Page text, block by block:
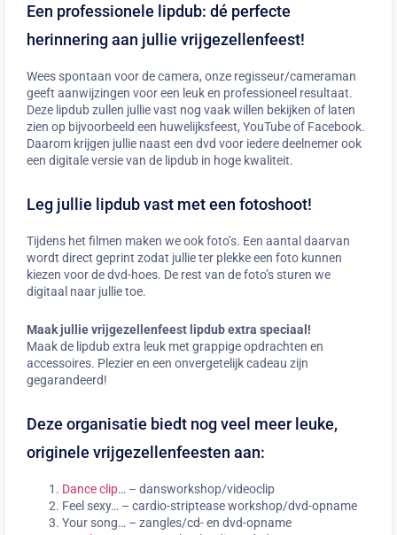
Een professionele lipdub: dé perfecte
herinnering aan jullie vrijgezellenfeest!
Wees spontaan voor de camera, onze regisseur/cameraman
geeft aanwijzingen voor een leuk en professioneel resultaat.
Deze lipdub zullen jullie vast nog vaak willen bekijken of laten
zien op bijvoorbeeld een huwelijksfeest, YouTube of Facebook.
Daarom krijgen jullie naast een dvd voor iedere deelnemer ook
een digitale versie van de lipdub in hoge kwaliteit.
Leg jullie lipdub vast met een fotoshoot!
Tijdens het filmen maken we ook foto’s. Een aantal daarvan
wordt direct geprint zodat jullie ter plekke een foto kunnen
kiezen voor de dvd-hoes. De rest van de foto’s sturen we
digitaal naar jullie toe.
Maak jullie vrijgezellenfeest lipdub extra speciaal!
Maak de lipdub extra leuk met grappige opdrachten en
accessoires. Plezier en een onvergetelijk cadeau zijn
gegarandeerd!
Deze organisatie biedt nog veel meer leuke,
originele vrijgezellenfeesten aan:
Dance clip… – dansworkshop/videoclip
Feel sexy… – cardio-striptease workshop/dvd-opname
Your song… – zangles/cd- en dvd-opname